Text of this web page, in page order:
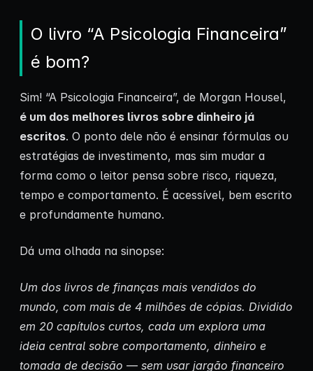
O livro “A Psicologia Financeira”
é bom?
Sim! “A Psicologia Financeira”, de Morgan Housel,
é um dos melhores livros sobre dinheiro já
escritos. O ponto dele não é ensinar fórmulas ou
estratégias de investimento, mas sim mudar a
forma como o leitor pensa sobre risco, riqueza,
tempo e comportamento. É acessível, bem escrito
e profundamente humano.
Dá uma olhada na sinopse:
Um dos livros de finanças mais vendidos do
mundo, com mais de 4 milhões de cópias. Dividido
em 20 capítulos curtos, cada um explora uma
ideia central sobre comportamento, dinheiro e
tomada de decisão — sem usar jargão financeiro